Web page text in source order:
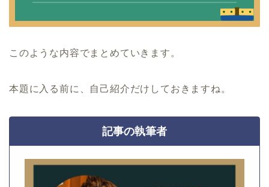
このような内容でまとめていきます。
本題に入る前に、自己紹介だけしておきますね。
記事の執筆者